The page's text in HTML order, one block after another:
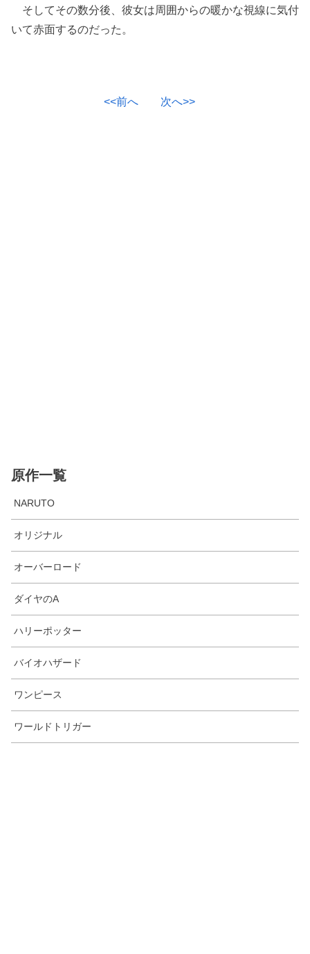
そしてその数分後、彼女は周囲からの暖かな視線に気付
いて赤面するのだった。
<<前へ 次へ>>
原作一覧
NARUTO
オリジナル
オーバーロード
ダイヤのA
ハリーポッター
バイオハザード
ワンピース
ワールドトリガー